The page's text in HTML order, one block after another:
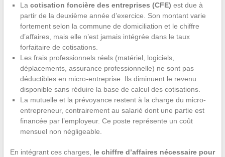
La cotisation foncière des entreprises (CFE) est due à
partir de la deuxième année d’exercice. Son montant varie
fortement selon la commune de domiciliation et le chiffre
d’affaires, mais elle n’est jamais intégrée dans le taux
forfaitaire de cotisations.
Les frais professionnels réels (matériel, logiciels,
déplacements, assurance professionnelle) ne sont pas
déductibles en micro-entreprise. Ils diminuent le revenu
disponible sans réduire la base de calcul des cotisations.
La mutuelle et la prévoyance restent à la charge du micro-
entrepreneur, contrairement au salarié dont une partie est
financée par l’employeur. Ce poste représente un coût
mensuel non négligeable.
En intégrant ces charges, le chiffre d’affaires nécessaire pour